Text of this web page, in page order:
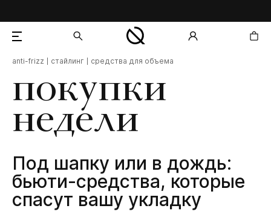
покупки
недели
Под шапку или в дождь:
бьюти-средства, которые
спасут вашу укладку
anti-frizz стайлинг средства для объема